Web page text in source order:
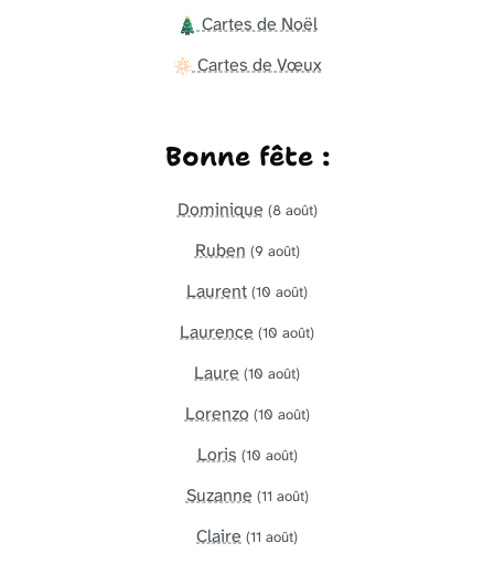
Cartes de Noël
Cartes de Vœux
Bonne fête :
Dominique (8 août)
Ruben (9 août)
Laurent (10 août)
Laurence (10 août)
Laure (10 août)
Lorenzo (10 août)
Loris (10 août)
Suzanne (11 août)
Claire (11 août)